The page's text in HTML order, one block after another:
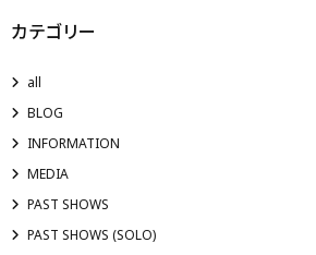
カテゴリー
all
BLOG
INFORMATION
MEDIA
PAST SHOWS
PAST SHOWS (SOLO)